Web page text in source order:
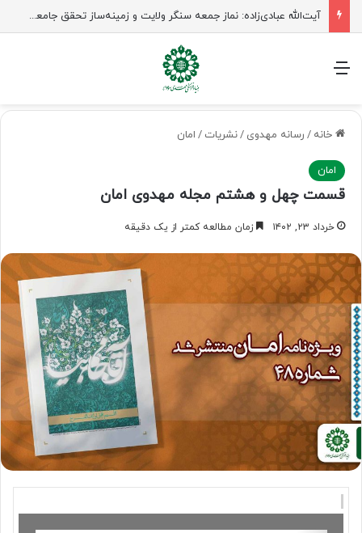
آیت‌الله عبادی‌زاده: نماز جمعه سنگر ولایت و زمینه‌ساز تحقق جامعه مهدوی است
منو
خانه / رسانه مهدوی /نشریات / امان
امان
قسمت چهل و هشتم مجله مهدوی امان
خرداد ۲۳, ۱۴۰۲ زمان مطالعه کمتر از یک دقیقه